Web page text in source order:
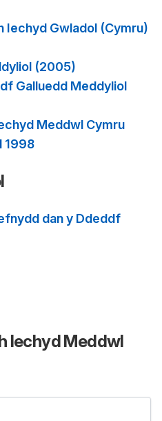
Iechyd Gwladol (Cymru)
(2005)
Galluedd Meddyliol
Meddwl Cymru
1998
dan y Ddeddf
Iechyd Meddwl